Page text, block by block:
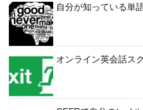
自分が知っている単
オンライン英会話ス